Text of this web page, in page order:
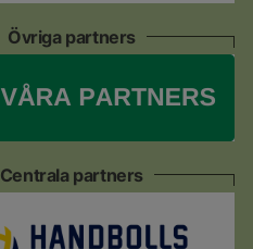
Övriga partners
Centrala partners